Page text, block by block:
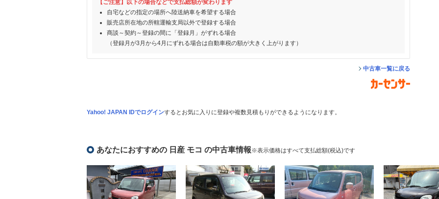
【ご注意】以下の場合などで支払総額が変わります
自宅などの指定の場所へ陸送納車を希望する場合
販売店所在地の所轄運輸支局以外で登録する場合
商談～契約～登録の間に「登録月」がずれる場合
（登録月が3月から4月にずれる場合は自動車税の額が大きく上がります）
中古車一覧に戻る
Yahoo! JAPAN IDでログインするとお気に入りに登録や複数見積もりができるようになります。
あなたにおすすめの 日産 モコ の中古車情報※表示価格はすべて支払総額(税込)です